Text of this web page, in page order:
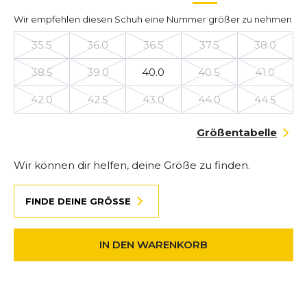
Wir empfehlen diesen Schuh eine Nummer größer zu nehmen
35.5 36.0 36.5 37.5 38.0
38.5 39.0 40.0 40.5 41.0
42.0 42.5 43.0 44.0 44.5
Größentabelle
Wir können dir helfen, deine Größe zu finden.
FINDE DEINE GRÖSSE
IN DEN WARENKORB